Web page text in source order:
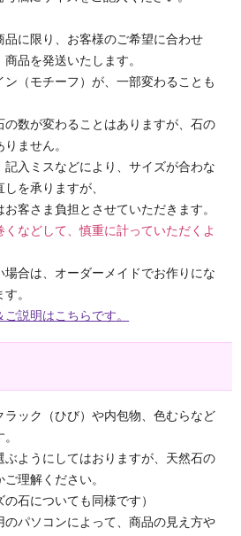
に限り、お客様のご希望に合わせ
品を発送いたします。
ン（モチーフ）が、一部変わることも
数が変わることはありますが、石の
ません。
入ミスなどにより、サイズが合わな
を承りますが、
客さま負担とさせていただきます。
などして、慎重に計っていただくよ
合は、オーダーメイドでお作りにな
。
説明はこちらです。
ラック（ひび）や内包物、色むらなど
ぶようにしてはおりますが、天然石の
理解ください。
の石についても同様です）
のパソコンによって、商品の見え方や